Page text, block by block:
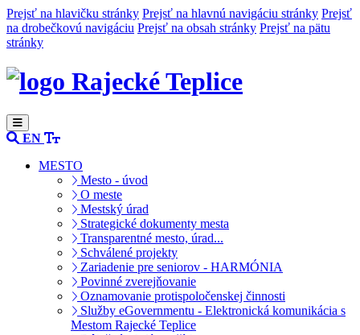
Prejsť na hlavičku stránky Prejsť na hlavnú navigáciu stránky Prejsť
na drobečkovú navigáciu Prejsť na obsah stránky Prejsť na pätu
stránky
Rajecké Teplice
EN
MESTO
Mesto - úvod
O meste
Mestský úrad
Strategické dokumenty mesta
Transparentné mesto, úrad...
Schválené projekty
Zariadenie pre seniorov - HARMÓNIA
Povinné zverejňovanie
Oznamovanie protispoločenskej činnosti
Služby eGovernmentu - Elektronická komunikácia s
Mestom Rajecké Teplice